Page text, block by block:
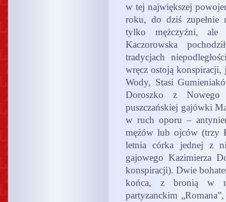
w tej największej
roku, do dziś zupełnie
tylko mężczyźni, ale
Kaczorowska
tradycjach
wręcz ostoją
Wody, Stasi
Doroszko z
puszczańskiej gajówki
w ruch oporu –
mężów lub ojców (trzy
letnia córka jednej z
gajowego Kazimierza
konspiracji). Dwie
końca, z bronią w
partyzanckim